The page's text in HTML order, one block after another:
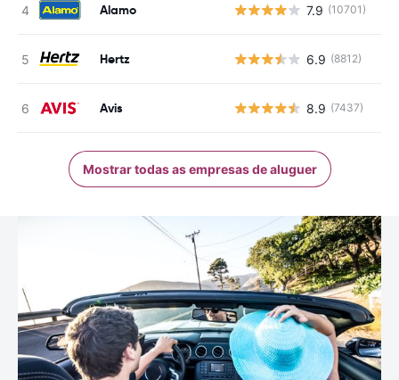
Alamo 7.9 (10701)
Hertz 6.9 (8812)
Avis 8.9 (7437)
Mostrar todas as empresas de aluguer